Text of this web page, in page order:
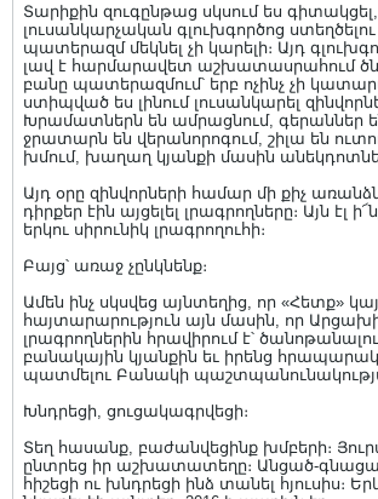
Տարիքին զուգընթաց սկսում ես
լուսանկարչական գլուխգործոց ստեղծելու
պատերազմ մեկնել չի կարելի։ Այդ
լավ է հարմարավետ աշխատասրահում
բանը պատերազմում՝ երբ ոչինչ չի
ստիպված ես լինում լուսանկարել
Խրամատներն են ամրացնում, գերաններ
ջրատարն են վերանորոգում, շիլա են
խմում, խաղաղ կյանքի մասին
Այդ օրը զինվորների համար մի քիչ
դիրքեր էին այցելել լրագրողները։ Այն էլ
երկու սիրունիկ լրագրողուհի։
Բայց՝ առաջ չընկնենք։
Ամեն ինչ սկսվեց այնտեղից, որ «Հետք»
հայտարարություն այն մասին, որ
լրագրողներին հրավիրում է՝
բանակային կյանքին եւ իրենց
պատմելու Բանակի
Խնդրեցի, ցուցակագրվեցի։
Տեղ հասանք, բաժանվեցինք խմբերի։
ընտրեց իր աշխատատեղը։ Անցած-
հիշեցի ու խնդրեցի ինձ տանել հյուսիս։